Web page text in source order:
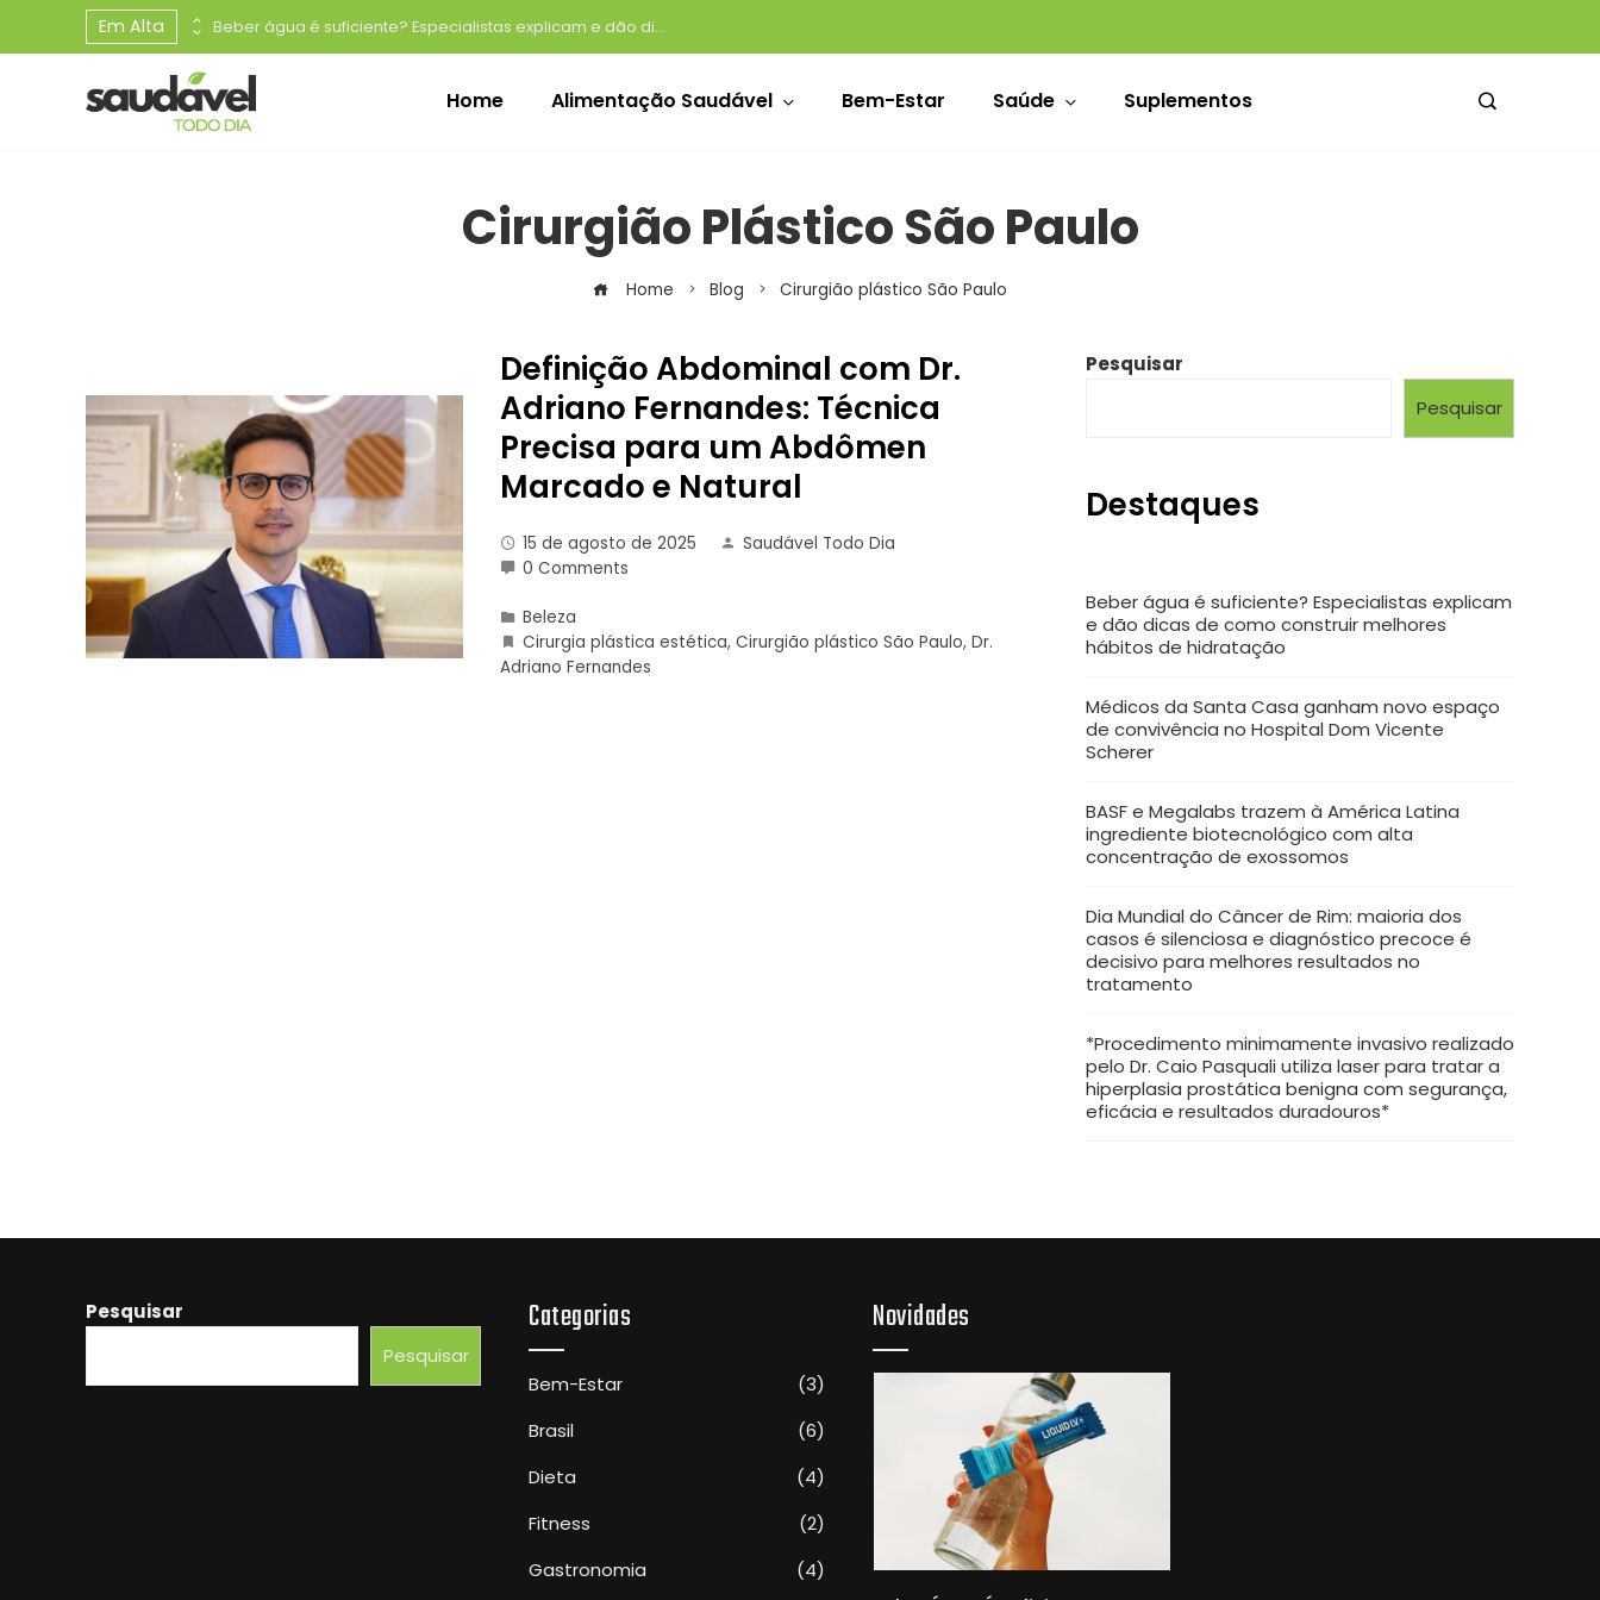
Em Alta *Procedimento minimamente invasivo realizado pelo Dr. Caio Pasquali utiliza laser para tratar a hiperplasia prostática benigna com segurança, eficácia e resultados duradouros* Beber água é suficiente? Especialistas explicam e dão dicas de como construir melhores hábitos de hidratação
Home Alimentação Saudável Bem-Estar Saúde Suplementos
Cirurgião Plástico São Paulo
Home Blog Cirurgião plástico São Paulo
Definição Abdominal com Dr.
Adriano Fernandes: Técnica
Precisa para um Abdômen
Marcado e Natural
15 de agosto de 2025
Saudável Todo Dia
0 Comments
Beleza
Cirurgia plástica estética,Cirurgião plástico São Paulo,Dr.
Adriano Fernandes
Pesquisar
Pesquisar
Destaques
Beber água é suficiente? Especialistas explicam
e dão dicas de como construir melhores
hábitos de hidratação
Médicos da Santa Casa ganham novo espaço
de convivência no Hospital Dom Vicente
Scherer
BASF e Megalabs trazem à América Latina
ingrediente biotecnológico com alta
concentração de exossomos
Dia Mundial do Câncer de Rim: maioria dos
casos é silenciosa e diagnóstico precoce é
decisivo para melhores resultados no
tratamento
*Procedimento minimamente invasivo realizado
pelo Dr. Caio Pasquali utiliza laser para tratar a
hiperplasia prostática benigna com segurança,
eficácia e resultados duradouros*
Pesquisar
Pesquisar
Categorias
Bem-Estar
(3)
Brasil
(6)
Dieta
(4)
Fitness
(2)
Gastronomia
(4)
Novidades